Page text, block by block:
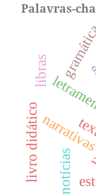
Palavras-
livro didático
libras
notícias